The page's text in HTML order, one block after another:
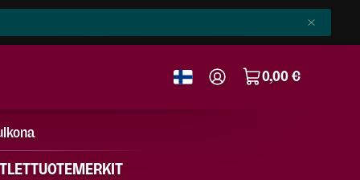
0,00 €
TUOTEMERKIT